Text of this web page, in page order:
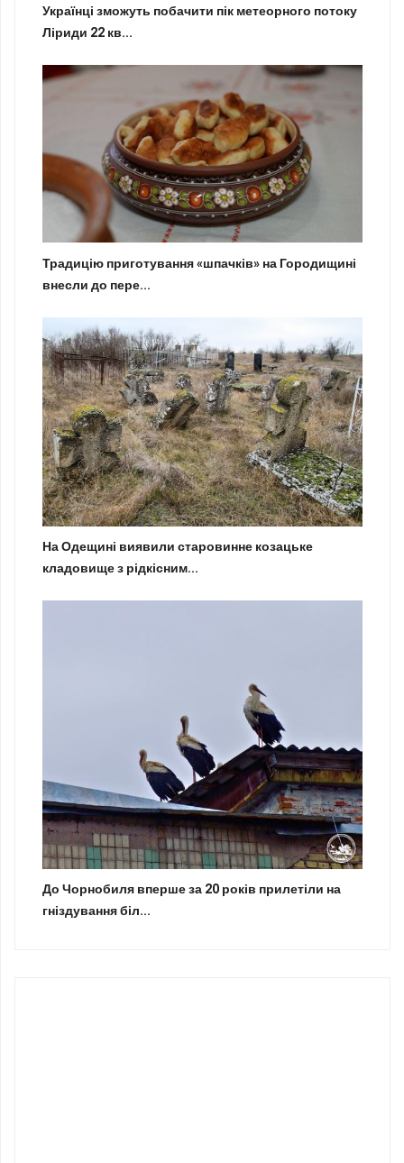
Українці зможуть побачити пік метеорного потоку
Ліриди 22 кв...
Традицію приготування «шпачків» на Городищині
внесли до пере...
На Одещині виявили старовинне козацьке
кладовище з рідкісним...
До Чорнобиля вперше за 20 років прилетіли на
гніздування біл...